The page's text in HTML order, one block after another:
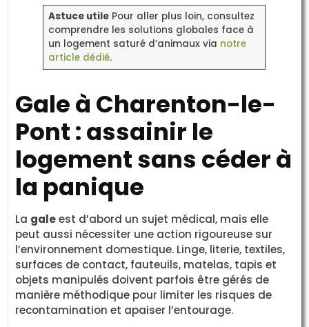
Astuce utilePour aller plus loin, consultez
comprendre les solutions globales face à
un logement saturé d’animaux via notre
article dédié.
Gale à Charenton-le-
Pont : assainir le
logement sans céder à
la panique
La galeest d’abord un sujet médical, mais elle
peut aussi nécessiter une action rigoureuse sur
l’environnement domestique. Linge, literie, textiles,
surfaces de contact, fauteuils, matelas, tapis et
objets manipulés doivent parfois être gérés de
manière méthodique pour limiter les risques de
recontamination et apaiser l’entourage.